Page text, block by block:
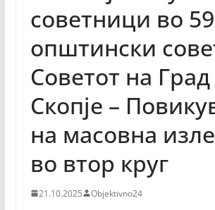
советници во 59
општински
Советот на Град
Скопје –
на масовна
во втор круг
21.10.2025 Objektivno24